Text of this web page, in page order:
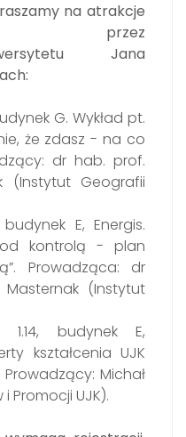
na atrakcje
przez
Jana
G. Wykład pt.
że zdasz - na co
dr hab. prof.
(Instytut Geografii
budynek E, Energis.
kontrolą - plan
Prowadząca: dr
(Instytut
1.14, budynek E,
kształcenia UJK
Prowadzący: Michał
Promocji UJK).